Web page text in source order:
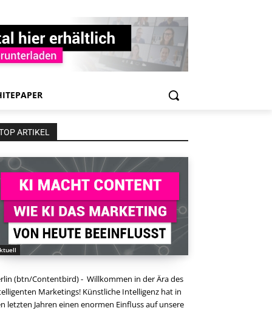
ARTIKEL
(btn/Contentbird) - Willkommen in der Ära des
Marketings! Künstliche Intelligenz hat in
letzten Jahren einen enormen Einfluss auf unsere